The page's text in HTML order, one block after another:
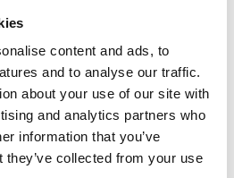
content and ads, to
and to analyse our traffic.
about your use of our site with
and analytics partners who
information that you’ve
they’ve collected from your use
näistä asioista
lomakkeella
sopivat tuotteet ihosi